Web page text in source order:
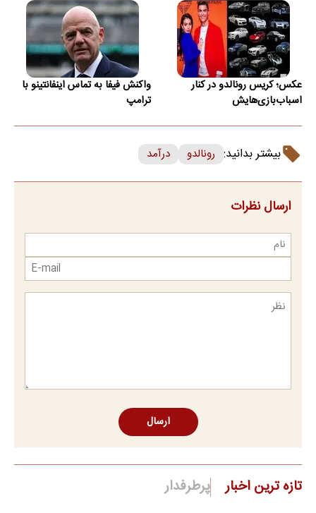
عکس؛ کریس رونالدو در کنار
اسباب‌بازی‌هایش
واکنش فیفا به تماس اینفانتینو با
ترامپ
بیشتر بدانید: رونالدو درآمد
ارسال نظرات
ارسال
تازه ترین اخبار پرطرفدار